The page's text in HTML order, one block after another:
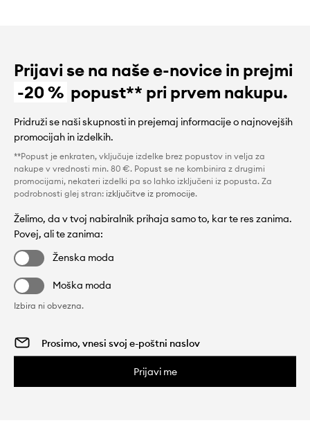
Prijavi se na naše e-novice in prejmi
-20 % popust** pri prvem nakupu.
Pridruži se naši skupnosti in prejemaj informacije o najnovejših
promocijah in izdelkih.
**Popust je enkraten, vključuje izdelke brez popustov in velja za
nakupe v vrednosti min. 80 €. Popust se ne kombinira z drugimi
promocijami, nekateri izdelki pa so lahko izključeni iz popusta. Za
podrobnosti glej stran: izključitve iz promocije.
Želimo, da v tvoj nabiralnik prihaja samo to, kar te res zanima.
Povej, ali te zanima:
Ženska moda
Moška moda
Izbira ni obvezna.
Prijavi me